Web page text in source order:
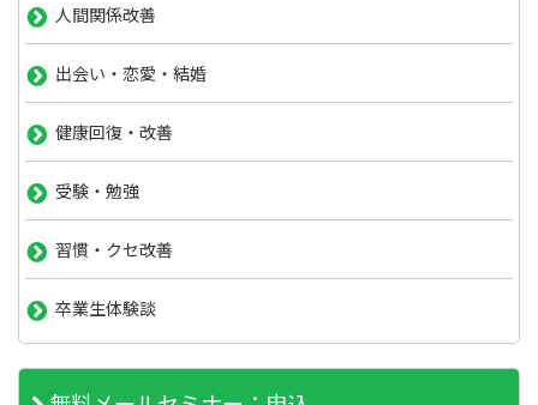
人間関係改善
出会い・恋愛・結婚
健康回復・改善
受験・勉強
習慣・クセ改善
卒業生体験談